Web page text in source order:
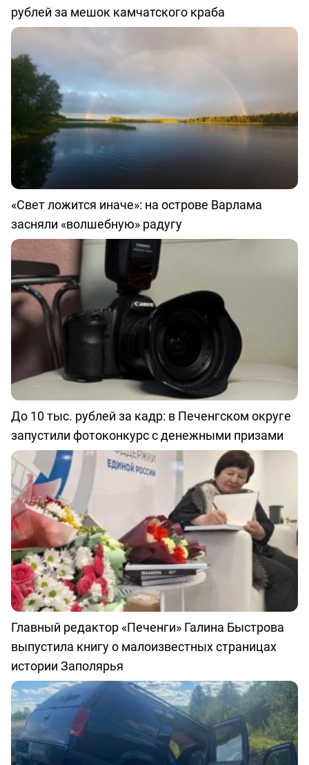
рублей за мешок камчатского краба
«Свет ложится иначе»: на острове Варлама
засняли «волшебную» радугу
До 10 тыс. рублей за кадр: в Печенгском округе
запустили фотоконкурс с денежными призами
Главный редактор «Печенги» Галина Быстрова
выпустила книгу о малоизвестных страницах
истории Заполярья